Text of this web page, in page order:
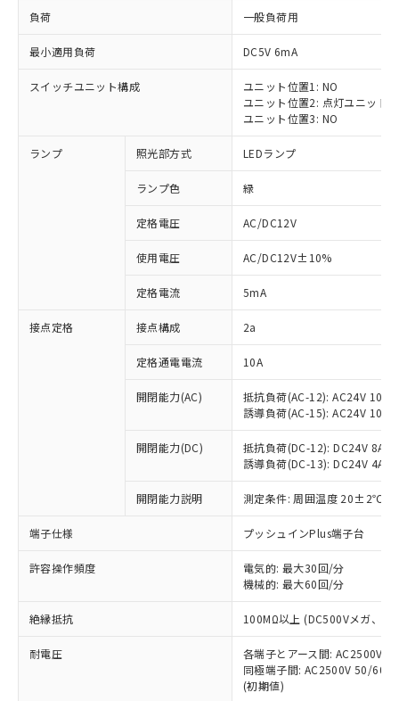
負荷 一般負荷用
最小適用負荷 DC5V 6mA
スイッチユニット構成
ユニット位置1: NO
ユニット位置2: 点灯ユニット
ユニット位置3: NO
ランプ 照光部方式 LEDランプ
ランプ色 緑
定格電圧 AC/DC12V
使用電圧 AC/DC12V±10%
定格電流 5mA
接点定格 接点構成 2a
定格通電電流 10A
開閉能力(AC)
抵抗負荷(AC-12): AC24V 10A/
誘導負荷(AC-15): AC24V
開閉能力(DC)
抵抗負荷(DC-12): DC24V 8A/
誘導負荷(DC-13): DC24V 4A/
開閉能力説明 測定条件: 周囲温度 20±2℃、
端子仕様 プッシュインPlus端子台
許容操作頻度
電気的: 最大30回/分
機械的: 最大60回/分
絶縁抵抗 100MΩ以上 (DC500Vメガ、点
耐電圧
各端子とアース間: AC2500V
同極端子間: AC2500V 50/
(初期値)
ご利用条件
以下の条件をお読みいただき、同意のうえ
ご利用ください。
本サービスは、当社制御機器事業取扱
商品の当社在庫状況および標準価格
(税抜)を提供させていただくもので
当社制御機器事業取扱商品の中には、
本サービスの対象外となる商品もある
ことをご了承ください。
在庫状況および標準価格照会結果は、
記載している更新日時点での社内デー
タに基づき作成されるものであり、閲
覧された時点での実際の在庫および標
準価格とは異なる場合があることをご
※1 対応状況
対応済み：EU RoHS指令（10物質）の
非含有に対応した製品が提供可能な商品で
す。
対応予定：EU RoHS指令（10物質）の非含
有に対応した製品に切り替える予定のある
対応予定なし：EU RoHS指令（10物質）の
非含有に非対応の商品で、対応品を出す予
定はありません。
調査・確認中：EU RoHS指令（10物質）の
非含有の対応状況を調査中または確認中の
非該当品：ライセンス料など無形物で、有
害物質有無と関係のない商品です。
仕入先様の事情により、非含有部品として
いたものが、含有品と判明した場合などや
むを得ず変更することがあります。
六価クロム(Cr(Ⅵ)) 1000ppm以下、ポリ臭化ビフェニル
類(PBB) 1000ppm以下、ポリ臭化ジフェニルエーテル類
「○」：最大均質材料含有率が中国RoHSの
基準値以下であることを示します。
「×」：最大均質材料含有率が中国RoHSの
基準値を超えていることを示します。
「－」：未確認です。当社販売部門へお問
*中国RoHS10物質の基準値 (GB/T26572)：
Pb(鉛) :1000ppm、 Hg(水銀) : 1000ppm、 Cd(カドミウ
Cr(Ⅵ)(六価クロム) : 1000ppm、 PBBs(ポリ臭化ビフェ
当社は、これら貴社製品のうち、外国
為替および外国貿易法に定める商品
（以下｢規制貨物等」という）を輸出
または国外への提供する場合は、日本
国政府の輸出許可(または役務取引許
可)を取得するなどの必要な手続きを